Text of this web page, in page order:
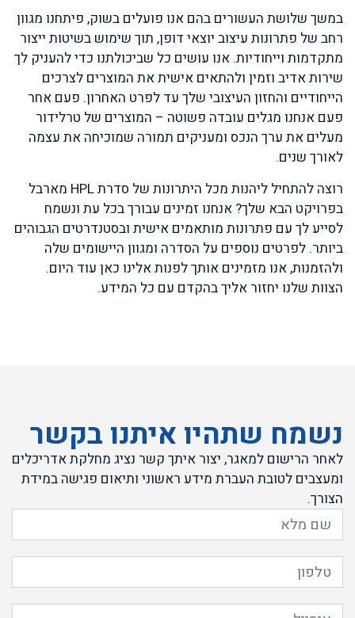
במשך שלושת העשורים בהם אנו פועלים בשוק, פיתחנו מגוון
רחב של פתרונות עיצוב יוצאי דופן, תוך שימוש בשיטות ייצור
מתקדמות וייחודיות. אנו עושים כל שביכולתנו כדי להעניק לך
שירות אדיב וזמין ולהתאים אישית את המוצרים לצרכים
הייחודיים והחזון העיצובי שלך עד לפרט האחרון. פעם אחר
פעם אנחנו מגלים עובדה פשוטה – המוצרים של טרלידור
מעלים את ערך הנכס ומעניקים תמורה שמוכיחה את עצמה
לאורך שנים.
רוצה להתחיל ליהנות מכל היתרונות של סדרת HPL מארבל
בפרויקט הבא שלך? אנחנו זמינים עבורך בכל עת ונשמח
לסייע לך עם פתרונות מותאמים אישית ובסטנדרטים הגבוהים
ביותר. לפרטים נוספים על הסדרה ומגוון היישומים שלה
ולהזמנות, אנו מזמינים אותך לפנות אלינו כאן עוד היום.
הצוות שלנו יחזור אליך בהקדם עם כל המידע.
נשמח שתהיו איתנו בקשר
לאחר הרישום למאגר, יצור איתך קשר נציג מחלקת אדריכלים
ומעצבים לטובת העברת מידע ראשוני ותיאום פגישה במידת
הצורך.